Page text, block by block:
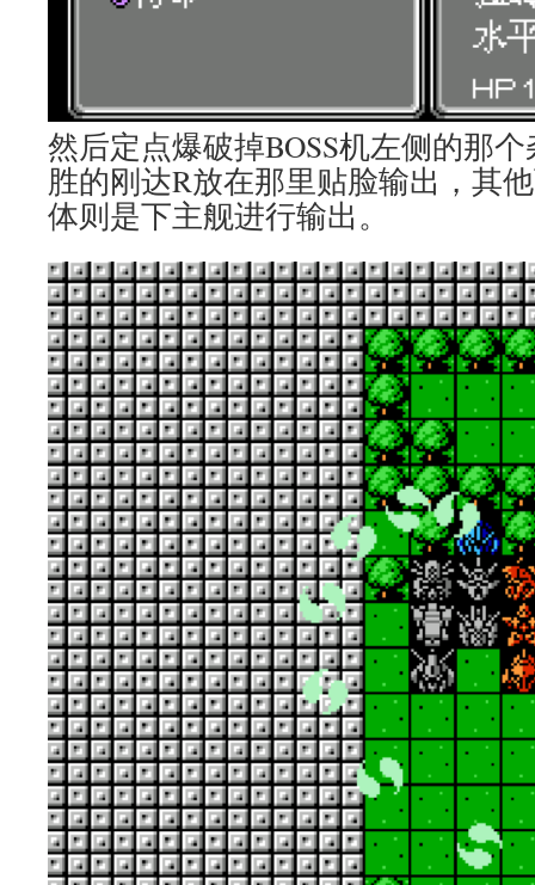
然后定点爆破掉BOSS机左侧的那
胜的刚达R放在那里贴脸输出，其
体则是下主舰进行输出。